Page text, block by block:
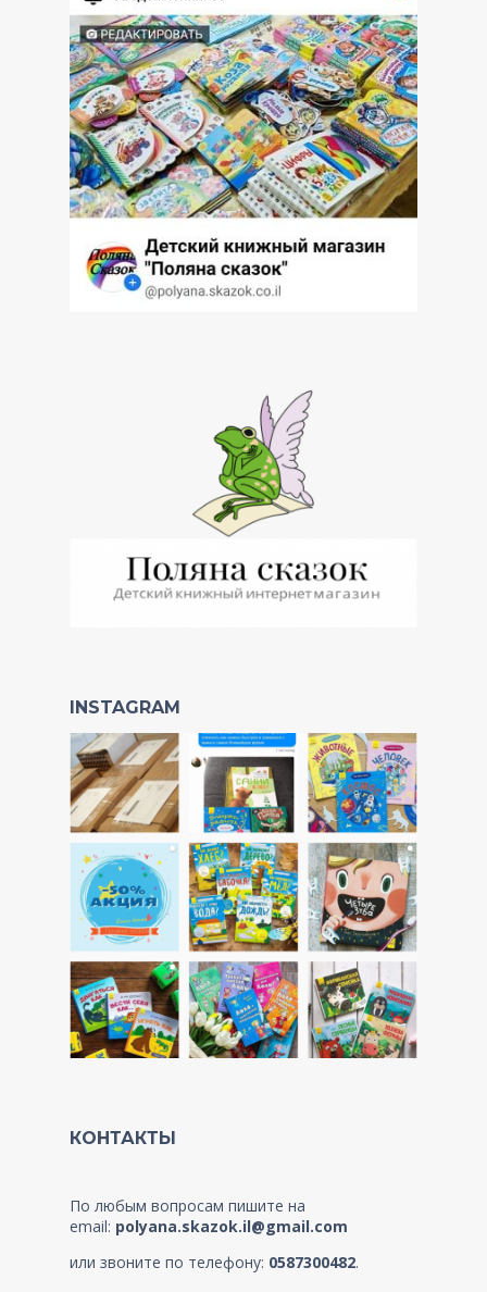
INSTAGRAM
КОНТАКТЫ
По любым вопросам пишите на
email: polyana.skazok.il@gmail.com
или звоните по телефону: 0587300482.